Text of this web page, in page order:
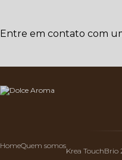
Entre em contato com
Home Quem somos
Krea Touch
Brio